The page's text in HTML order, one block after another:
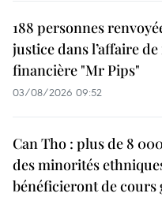
188 personnes
justice dans l’affaire
financière "Mr Pips"
03/08/2026 09:52
Can Tho : plus de 8
des minorités
bénéficieront de cours